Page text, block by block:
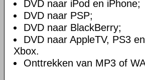
DVD naar iPod en iPhone;
DVD naar PSP;
DVD naar BlackBerry;
DVD naar AppleTV, PS3 en
Xbox.
Onttrekken van MP3 of